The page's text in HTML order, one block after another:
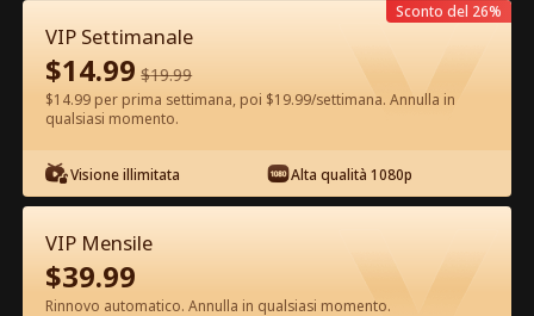
VIP Settimanale
$14.99 $19.99
$14.99 per prima settimana, poi $19.99/settimana. Annulla in
qualsiasi momento.
Visione illimitata Alta qualità 1080p
Sconto del 26%
VIP Mensile
$39.99
Rinnovo automatico. Annulla in qualsiasi momento.